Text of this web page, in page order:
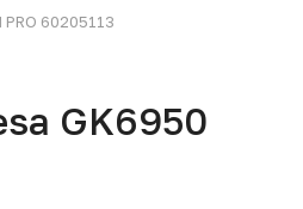
60205113
GK6950